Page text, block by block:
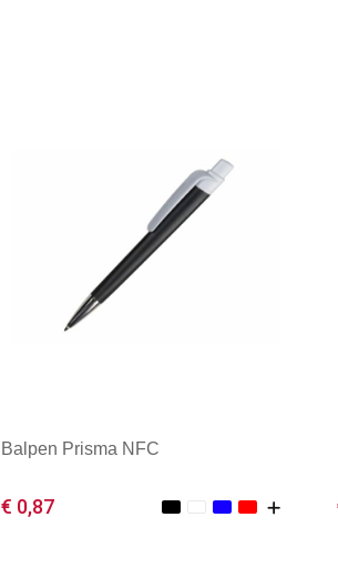
Balpen Prisma NFC
€ 0,87